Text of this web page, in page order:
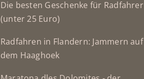
Die besten Geschenke für Radfahrer
(unter 25 Euro)
Radfahren in Flandern: Jammern auf
dem Haaghoek